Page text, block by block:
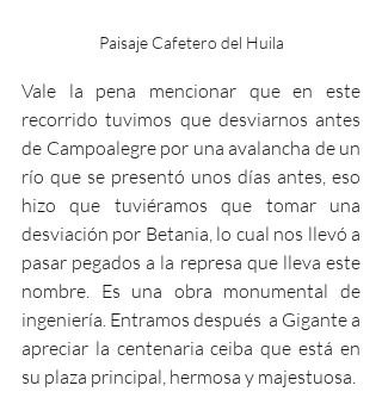
Paisaje Cafetero del Huila
Vale la pena mencionar que en este
recorrido tuvimos que desviarnos antes
de Campoalegre por una avalancha de un
río que se presentó unos días antes, eso
hizo que tuviéramos que tomar una
desviación por Betania, lo cual nos llevó a
pasar pegados a la represa que lleva este
nombre. Es una obra monumental de
ingeniería. Entramos después  a Gigante a
apreciar la centenaria ceiba que está en
su plaza principal, hermosa y majestuosa.